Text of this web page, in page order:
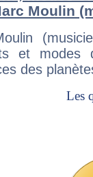
Moulin
et modes
des